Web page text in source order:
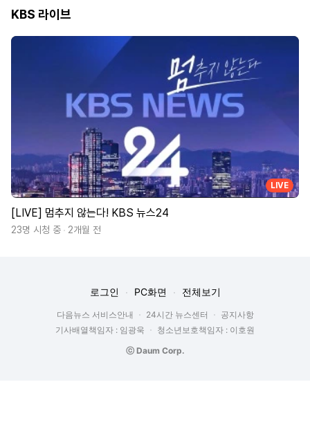
KBS 라이브
LIVE
[LIVE] 멈추지 않는다! KBS 뉴스24
23명 시청 중 2개월 전
로그인 PC화면 전체보기
다음뉴스 서비스안내 24시간 뉴스센터
공지사항
기사배열책임자 : 임광욱
청소년보호책임자 : 이호원
ⓒ Daum Corp.